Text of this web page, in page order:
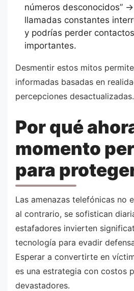
números desconocidos” →
llamadas constantes
y podrías perder
importantes.
Desmentir estos mitos
informadas basadas en
percepciones desactualizadas.
Por qué
momento
para
Las amenazas telefónicas no
al contrario, se sofistican
estafadores invierten
tecnología para evadir
Esperar a convertirte en
es una estrategia con costos
devastadores.